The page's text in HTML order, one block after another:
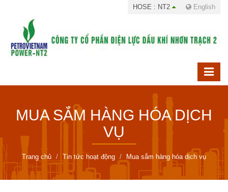
HOSE : NT2 English
MUA SẮM HÀNG HÓA DỊCH
VỤ
Trang chủ Tin tức hoạt động Mua sắm hàng hóa dịch vụ